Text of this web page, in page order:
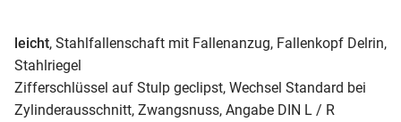
leicht, Stahlfallenschaft mit Fallenanzug, Fallenkopf Delrin,
Stahlriegel
Zifferschlüssel auf Stulp geclipst, Wechsel Standard bei
Zylinderausschnitt, Zwangsnuss, Angabe DIN L / R